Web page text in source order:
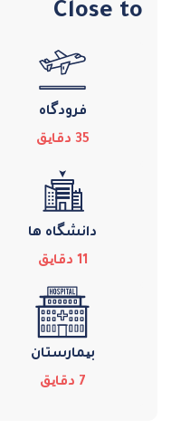
Close to
فرودگاه
35 دقایق
دانشگاه ها
11 دقایق
بیمارستان
7 دقایق